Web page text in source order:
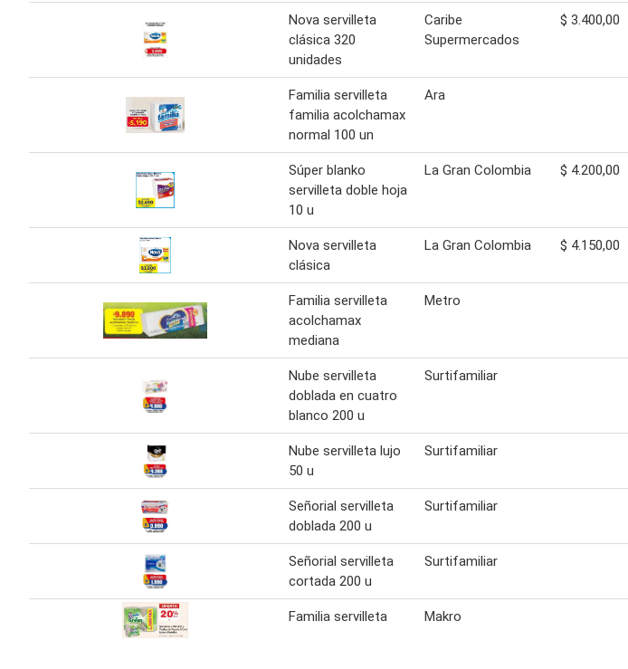
Nova servilleta
clásica 320
unidades
Caribe
Supermercados
$ 3.400,00
Familia servilleta
familia acolchamax
normal 100 un
Ara
Súper blanko
servilleta doble hoja
10 u
La Gran Colombia $ 4.200,00
Nova servilleta
clásica
La Gran Colombia $ 4.150,00
Familia servilleta
acolchamax
mediana
Metro
Nube servilleta
doblada en cuatro
blanco 200 u
Surtifamiliar
Nube servilleta lujo
50 u
Surtifamiliar
Señorial servilleta
doblada 200 u
Surtifamiliar
Señorial servilleta
cortada 200 u
Surtifamiliar
Familia servilleta Makro